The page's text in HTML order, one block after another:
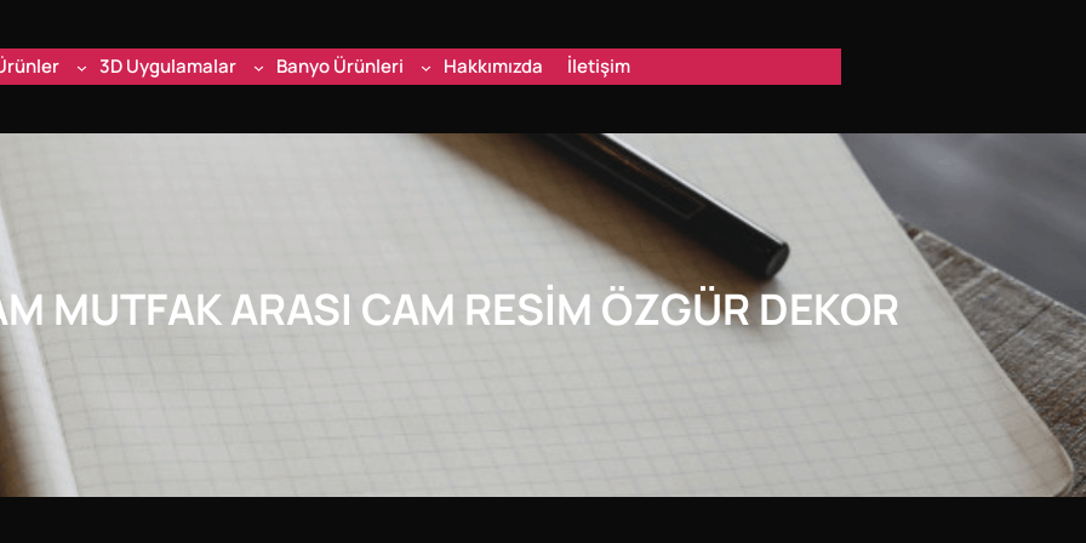
3D Uygulamalar Banyo Ürünleri Hakkımızda İletişim
MUTFAK ARASI CAM RESIM ÖZGÜR DEKOR